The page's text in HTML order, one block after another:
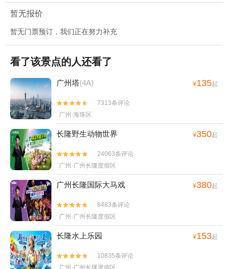
暂无报价
暂无门票预订，我们正在努力补充
看了该景点的人还看了
广州塔(4A) ¥135起


7313条评论
广州·海珠区
长隆野生动物世界 ¥350起


24063条评论
广州·广州长隆度假区
广州长隆国际大马戏 ¥380起


8483条评论
广州·广州长隆度假区
长隆水上乐园 ¥153起


10835条评论